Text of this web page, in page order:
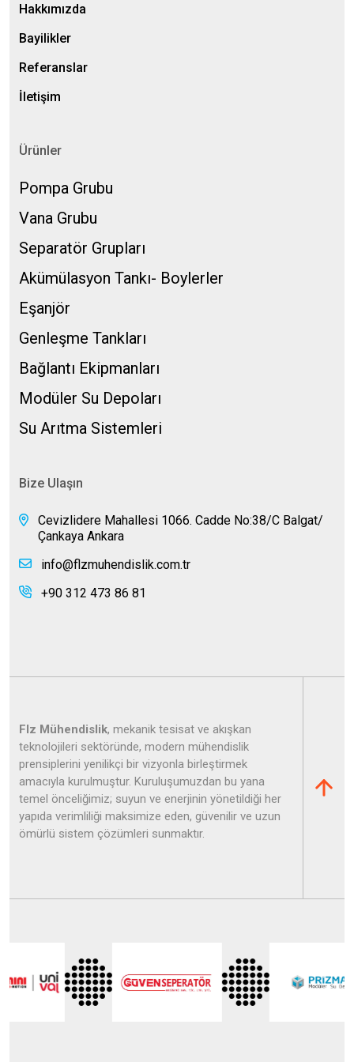
Hakkımızda
Bayilikler
Referanslar
İletişim
Ürünler
Pompa Grubu
Vana Grubu
Separatör Grupları
Akümülasyon Tankı- Boylerler
Eşanjör
Genleşme Tankları
Bağlantı Ekipmanları
Modüler Su Depoları
Su Arıtma Sistemleri
Bize Ulaşın
Cevizlidere Mahallesi 1066. Cadde No:38/C Balgat/
Çankaya Ankara
info@flzmuhendislik.com.tr
+90 312 473 86 81
Flz Mühendislik, mekanik tesisat ve akışkan
teknolojileri sektöründe, modern mühendislik
prensiplerini yenilikçi bir vizyonla birleştirmek
amacıyla kurulmuştur. Kuruluşumuzdan bu yana
temel önceliğimiz; suyun ve enerjinin yönetildiği her
yapıda verimliliği maksimize eden, güvenilir ve uzun
ömürlü sistem çözümleri sunmaktır.